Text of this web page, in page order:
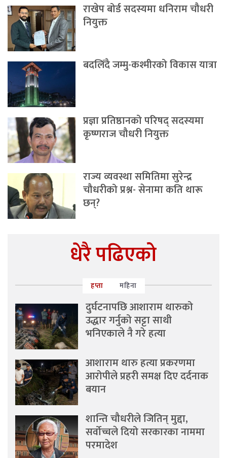
राखेप बोर्ड सदस्यमा धनिराम चौधरी
नियुक्त
बदलिँदै जम्मु-कश्मीरको विकास यात्रा
प्रज्ञा प्रतिष्ठानको परिषद् सदस्यमा
कृष्णराज चौधरी नियुक्त
राज्य व्यवस्था समितिमा सुरेन्द्र
चौधरीको प्रश्न- सेनामा कति थारू
छन्?
धेरै पढिएको
हप्ता महिना
दुर्घटनापछि आशाराम थारुको
उद्धार गर्नुको सट्टा साथी
भनिएकाले नै गरे हत्या
आशाराम थारु हत्या प्रकरणमा
आरोपीले प्रहरी समक्ष दिए दर्दनाक
बयान
शान्ति चौधरीले जितिन् मुद्दा,
सर्वोच्चले दियो सरकारका नाममा
परमादेश